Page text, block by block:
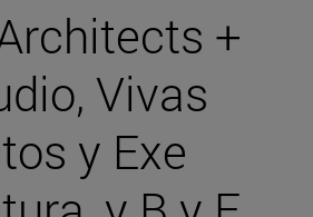
+
Vivas
y Exe